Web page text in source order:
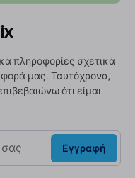
πληροφορίες σχετικά
μας. Ταυτόχρονα,
ότι είμαι
Εγγραφή